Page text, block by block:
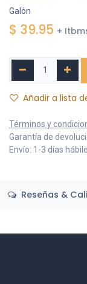
Galón
$ 39.95 +
Añadir a lista
Términos y
Garantía de
Envío: 1-3 días
Reseñas &